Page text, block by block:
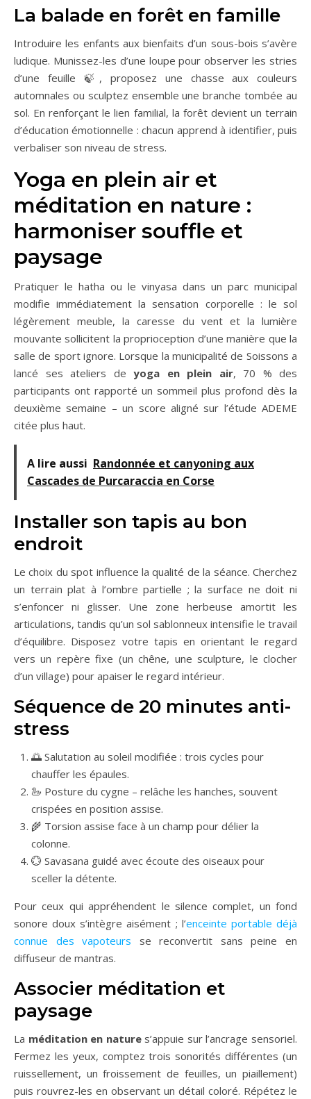
La balade en forêt en famille
Introduire les enfants aux bienfaits d’un sous-bois s’avère
ludique. Munissez-les d’une loupe pour observer les stries
d’une feuille 🍃, proposez une chasse aux couleurs
automnales ou sculptez ensemble une branche tombée au
sol. En renforçant le lien familial, la forêt devient un terrain
d’éducation émotionnelle : chacun apprend à identifier, puis
verbaliser son niveau de stress.
Yoga en plein air et
méditation en nature :
harmoniser souffle et
paysage
Pratiquer le hatha ou le vinyasa dans un parc municipal
modifie immédiatement la sensation corporelle : le sol
légèrement meuble, la caresse du vent et la lumière
mouvante sollicitent la proprioception d’une manière que la
salle de sport ignore. Lorsque la municipalité de Soissons a
lancé ses ateliers de yoga en plein air, 70 % des
participants ont rapporté un sommeil plus profond dès la
deuxième semaine – un score aligné sur l’étude ADEME
citée plus haut.
A lire aussi Randonnée et canyoning aux
Cascades de Purcaraccia en Corse
Installer son tapis au bon
endroit
Le choix du spot influence la qualité de la séance. Cherchez
un terrain plat à l’ombre partielle ; la surface ne doit ni
s’enfoncer ni glisser. Une zone herbeuse amortit les
articulations, tandis qu’un sol sablonneux intensifie le travail
d’équilibre. Disposez votre tapis en orientant le regard
vers un repère fixe (un chêne, une sculpture, le clocher
d’un village) pour apaiser le regard intérieur.
Séquence de 20 minutes anti-
stress
🌅 Salutation au soleil modifiée : trois cycles pour
chauffer les épaules.
🦢 Posture du cygne – relâche les hanches, souvent
crispées en position assise.
🌾 Torsion assise face à un champ pour délier la
colonne.
💮 Savasana guidé avec écoute des oiseaux pour
sceller la détente.
Pour ceux qui appréhendent le silence complet, un fond
sonore doux s’intègre aisément ; l’enceinte portable déjà
connue des vapoteurs se reconvertit sans peine en
diffuseur de mantras.
Associer méditation et
paysage
La méditation en natures’appuie sur l’ancrage sensoriel.
Fermez les yeux, comptez trois sonorités différentes (un
ruissellement, un froissement de feuilles, un piaillement)
puis rouvrez-les en observant un détail coloré. Répétez le